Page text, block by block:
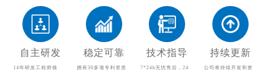
漏水检测设备
温湿度传感器
配电监控设备
气体监控设备
其他配件产品
自主研发
14年研发工程师领
稳定可靠
拥有30多项专利资质
技术指导
7*24h无忧售后，24
持续更新
公司将持续开发和更